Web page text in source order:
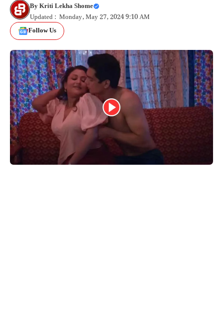
ByKriti Lekha Shome
Updated : Monday, May 27, 2024 9:10 AM
Follow Us